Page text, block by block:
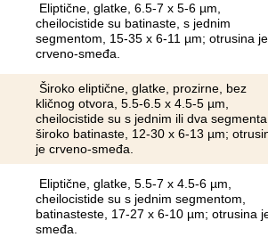
Eliptične, glatke, 6.5-7 x 5-6 µm,
cheilocistide su batinaste, s jednim
segmentom, 15-35 x 6-11 µm; otrusina je
crveno-smeđa.
Široko eliptične, glatke, prozirne, bez
kličnog otvora, 5.5-6.5 x 4.5-5 µm,
cheilocistide su s jednim ili dva
široko batinaste, 12-30 x 6-13 µm;
je crveno-smeđa.
Eliptične, glatke, 5.5-7 x 4.5-6 µm,
cheilocistide su s jednim segmentom,
batinasteste, 17-27 x 6-10 µm; otrusina
smeđa.